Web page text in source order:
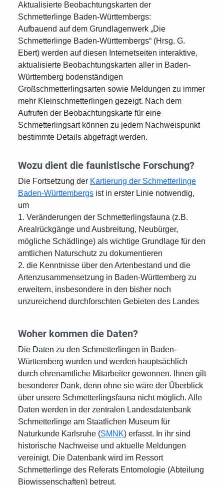
Aktualisierte Beobachtungskarten der
Schmetterlinge Baden-Württembergs:
Aufbauend auf dem Grundlagenwerk „Die
Schmetterlinge Baden-Württembergs“ (Hrsg. G.
Ebert) werden auf diesen Internetseiten interaktive,
aktualisierte Beobachtungskarten aller in Baden-
Württemberg bodenständigen
Großschmetterlingsarten sowie Meldungen zu immer
mehr Kleinschmetterlingen gezeigt. Nach dem
Aufrufen der Beobachtungskarte für eine
Schmetterlingsart können zu jedem Nachweispunkt
bestimmte Details abgefragt werden.
Wozu dient die faunistische Forschung?
Die Fortsetzung der Kartierung der Schmetterlinge
Baden-Württembergs ist in erster Linie notwendig,
um
1. Veränderungen der Schmetterlingsfauna (z.B.
Arealrückgänge und Ausbreitung, Neubürger,
mögliche Schädlinge) als wichtige Grundlage für den
amtlichen Naturschutz zu dokumentieren
2. die Kenntnisse über den Artenbestand und die
Artenzusammensetzung in Baden-Württemberg zu
erweitern, insbesondere in den bisher noch
unzureichend durchforschten Gebieten des Landes
Woher kommen die Daten?
Die Daten zu den Schmetterlingen in Baden-
Württemberg wurden und werden hauptsächlich
durch ehrenamtliche Mitarbeiter gewonnen. Ihnen gilt
besonderer Dank, denn ohne sie wäre der Überblick
über unsere Schmetterlingsfauna nicht möglich. Alle
Daten werden in der zentralen Landesdatenbank
Schmetterlinge am Staatlichen Museum für
Naturkunde Karlsruhe (SMNK) erfasst. In ihr sind
historische Nachweise und aktuelle Meldungen
vereinigt. Die Datenbank wird im Ressort
Schmetterlinge des Referats Entomologie (Abteilung
Biowissenschaften) betreut.